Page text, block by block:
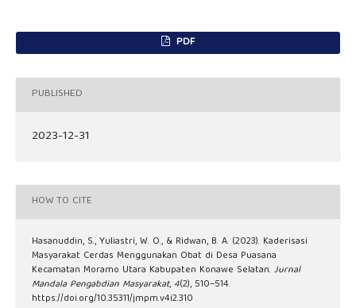
PDF
PUBLISHED
2023-12-31
HOW TO CITE
Hasanuddin, S., Yuliastri, W. O., & Ridwan, B. A. (2023). Kaderisasi
Masyarakat Cerdas Menggunakan Obat di Desa Puasana
Kecamatan Moramo Utara Kabupaten Konawe Selatan. Jurnal
Mandala Pengabdian Masyarakat, 4(2), 510–514.
https://doi.org/10.35311/jmpm.v4i2.310